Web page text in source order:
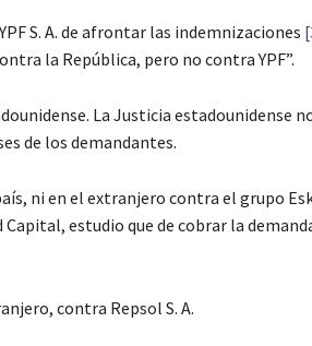
S. A. de afrontar las indemnizaciones
la República, pero no contra YPF”.
La Justicia estadounidense
de los demandantes.
ni en el extranjero contra el grupo
estudio que de cobrar la
contra Repsol S. A.